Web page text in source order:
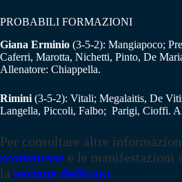
PROBABILI FORMAZIONI
Giana Erminio (3-5-2): Mangiapoco;
Caferri, Marotta, Nichetti, Pinto, De
Allenatore: Chiappella.
Rimini (3-5-2): Vitali; Megalaitis, De
Langella, Piccoli, Falbo; Parigi, Cioffi.
Per consultare altre
scommesse e le manifestazioni
la sezione dedicata